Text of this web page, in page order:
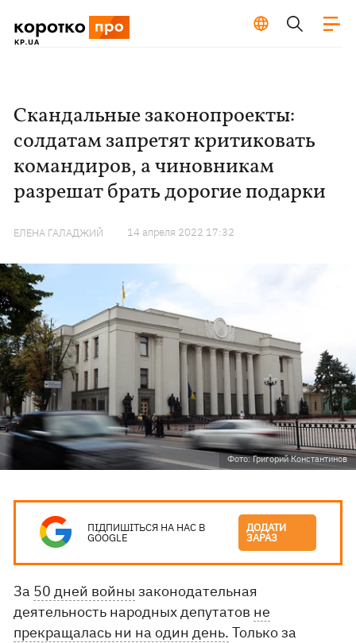
Скандальные законопроекты:
солдатам запретят критиковать
командиров, а чиновникам
разрешат брать дорогие подарки
ЕЛЕНА ГАЛАДЖИЙ 14 апреля 2022 17:32
Фото: Григорий Константинов
ПІДПИШІТЬСЯ НА НАС В
GOOGLE
ДОДАТИ
ЗАРАЗ
За 50 дней войны законодательная
деятельность народных депутатов не
прекращалась ни на один день. Только за